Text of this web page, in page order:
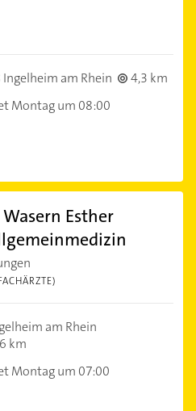
am Rhein
4,3 km
Montag um 08:00
Esther
am Rhein
km
Montag um 07:00